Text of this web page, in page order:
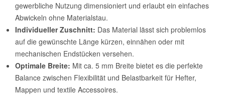
gewerbliche Nutzung dimensioniert und erlaubt ein einfaches
Abwickeln ohne Materialstau.
Individueller Zuschnitt: Das Material lässt sich problemlos
auf die gewünschte Länge kürzen, einnähen oder mit
mechanischen Endstücken versehen.
Optimale Breite: Mit ca. 5 mm Breite bietet es die perfekte
Balance zwischen Flexibilität und Belastbarkeit für Hefter,
Mappen und textile Accessoires.